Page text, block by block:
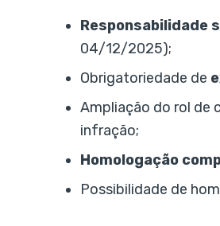
Responsabilidade
04/12/2025);
Obrigatoriedade de
Ampliação do rol de
infração;
Homologação
Possibilidade de